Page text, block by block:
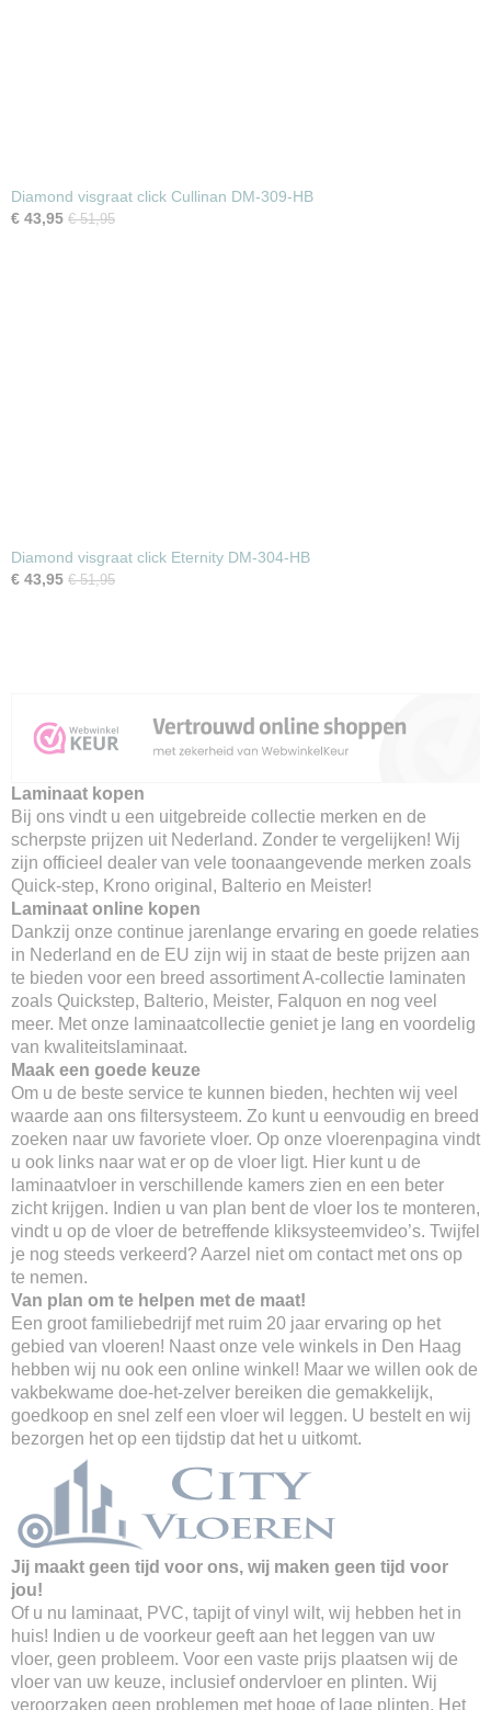
Diamond visgraat click Cullinan DM-309-HB
€ 43,95 € 51,95
Diamond visgraat click Eternity DM-304-HB
€ 43,95 € 51,95
Laminaat kopen
Bij ons vindt u een uitgebreide collectie merken en de
scherpste prijzen uit Nederland. Zonder te vergelijken! Wij
zijn officieel dealer van vele toonaangevende merken zoals
Quick-step, Krono original, Balterio en Meister!
Laminaat online kopen
Dankzij onze continue jarenlange ervaring en goede relaties
in Nederland en de EU zijn wij in staat de beste prijzen aan
te bieden voor een breed assortiment A-collectie laminaten
zoals Quickstep, Balterio, Meister, Falquon en nog veel
meer. Met onze laminaatcollectie geniet je lang en voordelig
van kwaliteitslaminaat.
Maak een goede keuze
Om u de beste service te kunnen bieden, hechten wij veel
waarde aan ons filtersysteem. Zo kunt u eenvoudig en breed
zoeken naar uw favoriete vloer. Op onze vloerenpagina vindt
u ook links naar wat er op de vloer ligt. Hier kunt u de
laminaatvloer in verschillende kamers zien en een beter
zicht krijgen. Indien u van plan bent de vloer los te monteren,
vindt u op de vloer de betreffende kliksysteemvideo’s. Twijfel
je nog steeds verkeerd? Aarzel niet om contact met ons op
te nemen.
Van plan om te helpen met de maat!
Een groot familiebedrijf met ruim 20 jaar ervaring op het
gebied van vloeren! Naast onze vele winkels in Den Haag
hebben wij nu ook een online winkel! Maar we willen ook de
vakbekwame doe-het-zelver bereiken die gemakkelijk,
goedkoop en snel zelf een vloer wil leggen. U bestelt en wij
bezorgen het op een tijdstip dat het u uitkomt.
Jij maakt geen tijd voor ons, wij maken geen tijd voor
jou!
Of u nu laminaat, PVC, tapijt of vinyl wilt, wij hebben het in
huis! Indien u de voorkeur geeft aan het leggen van uw
vloer, geen probleem. Voor een vaste prijs plaatsen wij de
vloer van uw keuze, inclusief ondervloer en plinten. Wij
veroorzaken geen problemen met hoge of lage plinten. Het